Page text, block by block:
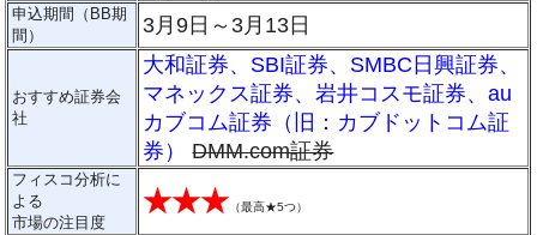
申込期間（BB期
間）
3月9日～3月13日
おすすめ証券会
社
大和証券、 SBI証券、 SMBC日興証券、
マネックス証券、岩井コスモ証券、au
カブコム証券（旧：カブドットコム証
券）
DMM.com証券
フィスコ分析に
よる
市場の注目度
★★★ （最高★5つ）